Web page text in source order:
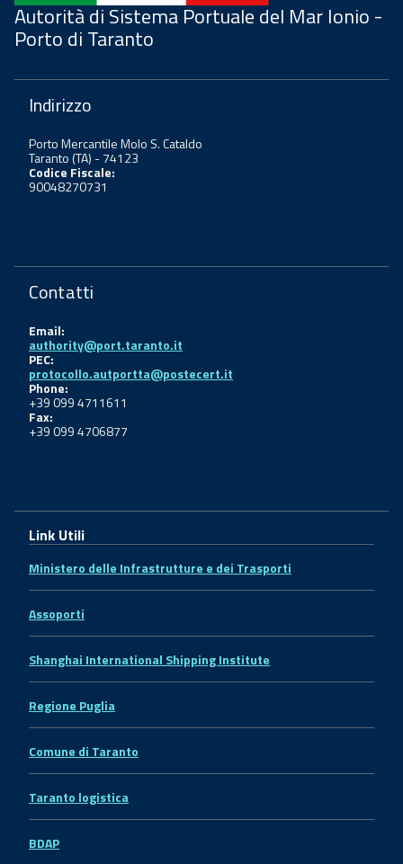
Autorità di Sistema Portuale del Mar Ionio -
Porto di Taranto
Indirizzo
Porto Mercantile Molo S. Cataldo
Taranto (TA) - 74123
Codice Fiscale:
90048270731
Contatti
Email:
authority@port.taranto.it
PEC:
protocollo.autportta@postecert.it
Phone:
+39 099 4711611
Fax:
+39 099 4706877
Link Utili
Ministero delle Infrastrutture e dei Trasporti
Assoporti
Shanghai International Shipping Institute
Regione Puglia
Comune di Taranto
Taranto logistica
BDAP